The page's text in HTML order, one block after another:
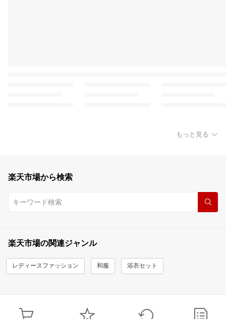
もっと見る
楽天市場から検索
楽天市場の関連ジャンル
レディースファッション 和服 浴衣セット